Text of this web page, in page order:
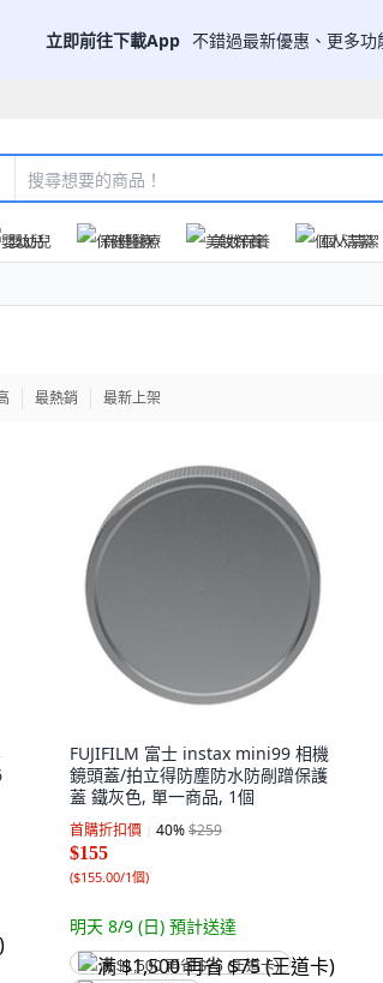
立即前往下載App 不錯過最新優惠、更多功
嬰幼兒 保健醫療 美妝保養 個人清潔
最熱銷 最新上架
FUJIFILM 富士 instax mini99 相機
鏡頭蓋/拍立得防塵防水防剮蹭保護
蓋 鐵灰色, 單一商品, 1個
首購折扣價 40%$259
$155
($155.00/1個)
明天 8/9 (日) 預計送達
满 $1,500 再省 $75 (王道卡)